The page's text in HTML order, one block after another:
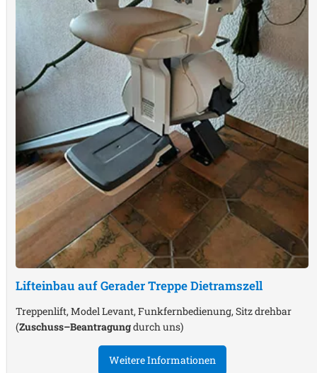
Lifteinbau auf Gerader TreppeDietramszell
Treppenlift, Model Levant, Funkfernbedienung, Sitz drehbar
(Zuschuss–Beantragungdurch uns)
Weitere Informationen